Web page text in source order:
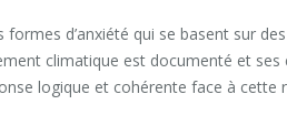
d’anxiété qui se basent sur
climatique est documenté et
logique et cohérente face à cette